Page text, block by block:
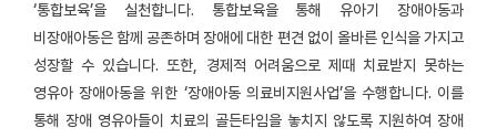
‘통합보육’을 실천합니다. 통합보육을 통해 유아기 장애아동과
비장애아동은 함께 공존하며 장애에 대한 편견 없이 올바른 인식을 가지고
성장할 수 있습니다. 또한, 경제적 어려움으로 제때 치료받지 못하는
영유아 장애아동을 위한 ‘장애아동 의료비지원사업’을 수행합니다. 이를
통해 장애 영유아들이 치료의 골든타임을 놓치지 않도록 지원하여 장애